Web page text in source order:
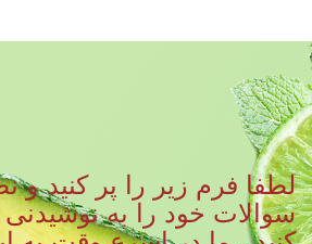
لطفا فرم زیر را پر کنید و